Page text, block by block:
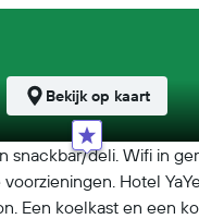
deli. Wifi in
Hotel
Een koelkast en een
Bekijk op kaart